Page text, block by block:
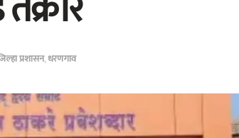
प्रशासन,धरणगाव